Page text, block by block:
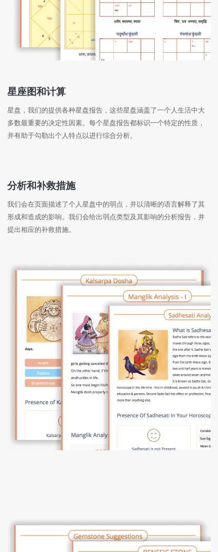
星座图和计算
星盘，我们的提供各种星盘报告，这些星盘涵盖了一个人生活中大
多数最重要的决定性因素。每个星盘报告都标识一个特定的性质，
并有助于勾勒出个人特点以进行综合分析。
分析和补救措施
我们会在页面描述了个人星盘中的弱点，并以清晰的语言解释了其
形成和造成的影响。我们会给出弱点类型及其影响的分析报告，并
提出相应的补救措施。